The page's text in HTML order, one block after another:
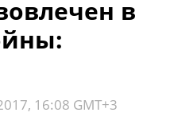
в
16:08 GMT+3